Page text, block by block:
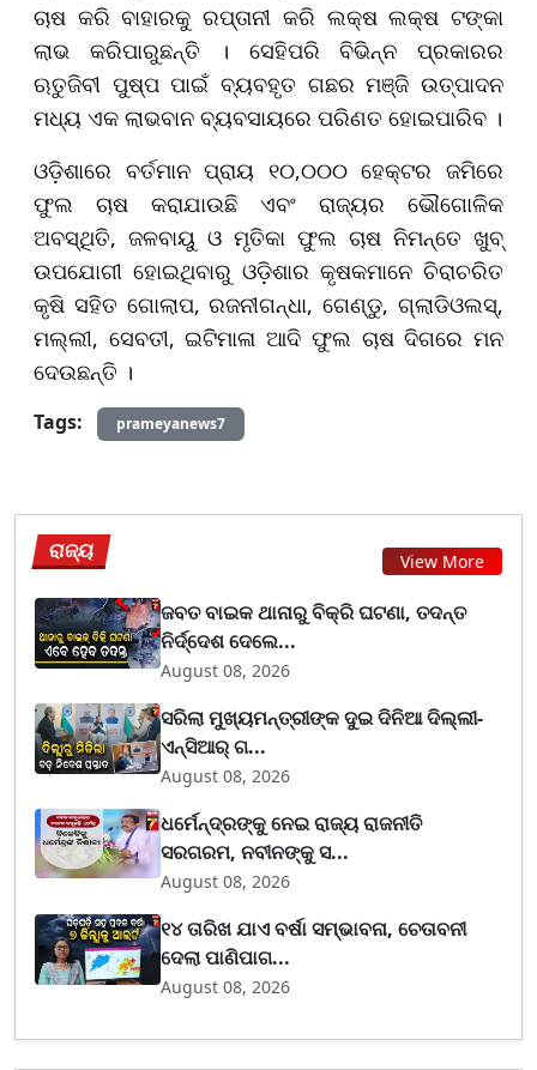
ଚାଷ କରି ବାହାରକୁ ରପ୍ତାନୀ କରି ଲକ୍ଷ ଲକ୍ଷ ଟଙ୍କା
ଲାଭ କରିପାରୁଛନ୍ତି । ସେହିପରି ବିଭିନ୍ନ ପ୍ରକାରର
ଋତୁଜିବୀ ପୁଷ୍ପ ପାଇଁ ବ୍ୟବହୃତ ଗଛର ମଞ୍ଜି ଉତ୍ପାଦନ
ମଧ୍ୟ ଏକ ଲାଭବାନ ବ୍ୟବସାୟରେ ପରିଣତ ହୋଇପାରିବ ।
ଓଡ଼ିଶାରେ ବର୍ତମାନ ପ୍ରାୟ ୧୦,୦୦୦ ହେକ୍ଟର ଜମିରେ
ଫୁଲ ଚାଷ କରାଯାଉଛି ଏବଂ ରାଜ୍ୟର ଭୌଗୋଳିକ
ଅବସ୍ଥିତି, ଜଳବାୟୁ ଓ ମୃତିକା ଫୁଲ ଚାଷ ନିମନ୍ତେ ଖୁବ୍
ଉପଯୋଗୀ ହୋଇଥିବାରୁ ଓଡ଼ିଶାର କୃଷକମାନେ ଚିରାଚରିତ
କୃଷି ସହିତ ଗୋଲାପ, ରଜନୀଗନ୍ଧା, ଗେଣ୍ଡୁ, ଗ୍ଲାଡିଓଲସ୍‌,
ମଲ୍ଲୀ, ସେବତୀ, ଇଟିମାଳା ଆଦି ଫୁଲ ଚାଷ ଦିଗରେ ମନ
ଦେଉଛନ୍ତି ।
Tags: prameyanews7
ରାଜ୍ୟ View More
ଜବତ ବାଇକ ଥାନାରୁ ବିକ୍ରି ଘଟଣା, ତଦନ୍ତ
ନିର୍ଦ୍ଦେଶ ଦେଲେ...
August 08, 2026
ସରିଲା ମୁଖ୍ୟମନ୍ତ୍ରୀଙ୍କ ଦୁଇ ଦିନିଆ ଦିଲ୍ଲୀ-
ଏନ୍‌ସିଆର୍ ଗ...
August 08, 2026
ଧର୍ମେନ୍ଦ୍ରଙ୍କୁ ନେଇ ରାଜ୍ୟ ରାଜନୀତି
ସରଗରମ, ନବୀନଙ୍କୁ ସ...
August 08, 2026
୧୪ ତାରିଖ ଯାଏ ବର୍ଷା ସମ୍ଭାବନା, ଚେତାବନୀ
ଦେଲା ପାଣିପାଗ...
August 08, 2026